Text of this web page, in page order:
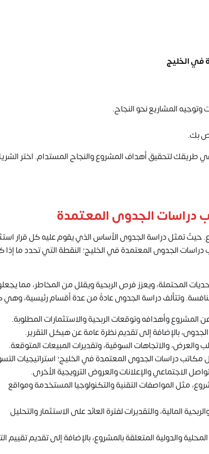
في الخليج
المشاريع نحو النجاح.
بك.
طريقك لتحقيق أهداف المشروع والنجاح المستدام. اختر
الجدوى المعتمدة
حيثُ تمثل دراسة الجدوى الأساس الذي يقوم عليه كل قرار
الجدوى المعتمدة في الخليج؛ النقطة التي تحدد ما إذا
المحتملة، ويعزز فرص الربحية ويقلل من المخاطر، مما
وتتألف دراسة الجدوى عادةً من عدة أقسام رئيسية، وهي
وأهدافه وتوقعات الربحية والاستثمارات المطلوبة.
بالإضافة إلى تقديم نظرة عامة عن هيكل التقرير.
والاتجاهات السوقية، وتقديرات المبيعات المتوقعة.
مكاتب دراسات الجدوى المعتمدة في الخليج؛ استراتيجيات
الاجتماعي والإعلانات والعروض الترويجية الأخرى.
مثل المواصفات التقنية والتكنولوجيا المستخدمة ومواقع
المالية، والتقديرات لفترة العائد على الاستثمار والتحليل
والدولية المتعلقة بالمشروع، بالإضافة إلى تقديم تقييم